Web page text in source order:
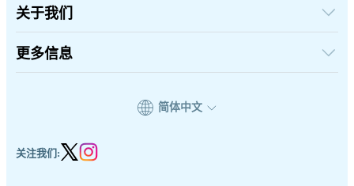
泰国
日本
意大利
印度
推荐并赚取奖励
联盟计划
关于我们
关于iRoamly
联系我们
更多信息
支持中心
eSIM 知识
简体中文
关注我们: